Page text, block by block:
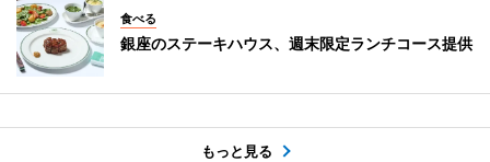
食べる
銀座のステーキハウス、週末限定ランチコース提供
もっと見る